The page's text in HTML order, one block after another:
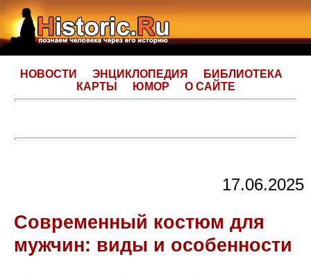
НОВОСТИ ЭНЦИКЛОПЕДИЯ
БИБЛИОТЕКА
КАРТЫ
ЮМОР О САЙТЕ
17.06.2025
Современный костюм для
мужчин: виды и особенности